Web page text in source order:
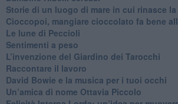
Storie di un luogo di mare in cui rinasce
Cioccopoi, mangiare cioccolato fa bene
​Le lune di Peccioli
​Sentimenti a peso
​L’invenzione del Giardino dei Tarocchi
​Raccontare il lavoro
David Bowie e la musica per i tuoi occhi
Un’amica di nome Ottavia Piccolo